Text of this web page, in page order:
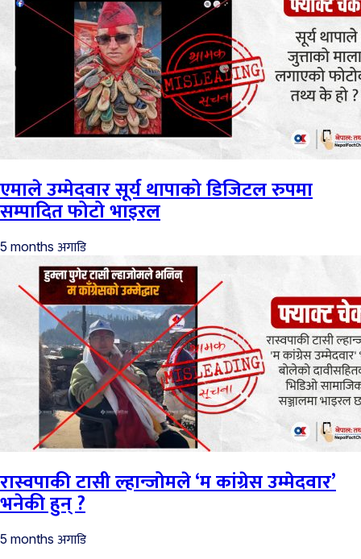
एमाले उम्मेदवार सूर्य थापाको डिजिटल रुपमा
सम्पादित फोटो भाइरल
5 months अगाडि
रास्वपाकी टासी ल्हान्जोमले ‘म कांग्रेस उम्मेदवार’
भनेकी हुन् ?
5 months अगाडि